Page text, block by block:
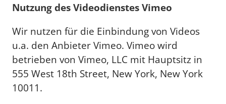
Nutzung des Videodienstes Vimeo
Wir nutzen für die Einbindung von Videos
u.a. den Anbieter Vimeo. Vimeo wird
betrieben von Vimeo, LLC mit Hauptsitz in
555 West 18th Street, New York, New York
10011.